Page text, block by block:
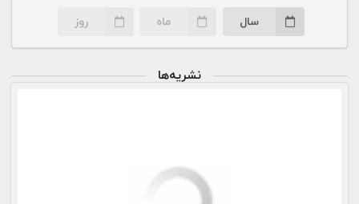
سال ماه روز
نشریه‌ها